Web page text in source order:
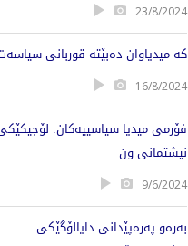
23/8/2024
کە میدیاوان دەبێتە قوربانی
16/8/2024
فۆرمی میدیا سیاسییەکان:
نیشتمانی ون
9/6/2024
بەرەو پەرەپێدانی دایالۆگێکی